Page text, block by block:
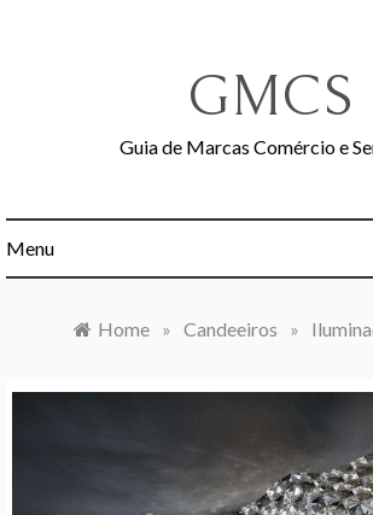
GMCS
Guia de Marcas Comércio e
Menu
Home » Candeeiros »